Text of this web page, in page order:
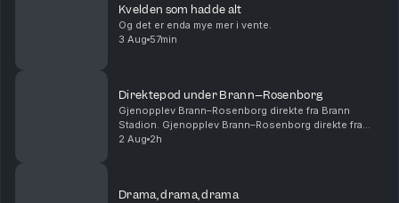
Kvelden som hadde alt
Og det er enda mye mer i vente.
3 Aug 57min
Direktepod under Brann–Rosenborg
Gjenopplev Brann–Rosenborg direkte fra Brann
Stadion. Gjenopplev Brann–Rosenborg direkte fra
Brann Stadion. 00:14:54 - Start 1. omgang 00:28:15 -
2 Aug 2h
Drama, drama, drama